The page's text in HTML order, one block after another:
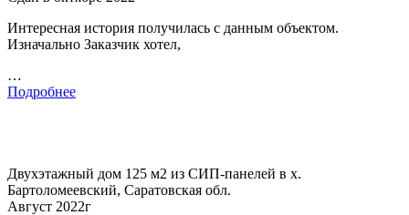
Интересная история получилась с данным объектом.
Изначально Заказчик хотел,
…
Подробнее
Двухэтажный дом 125 м2 из СИП-панелей в х.
Бартоломеевский, Саратовская обл.
Август 2022г